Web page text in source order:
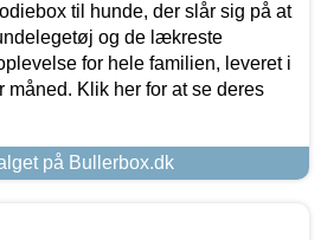
til hunde, der slår sig på at
og de lækreste
for hele familien, leveret i
måned. Klik her for at se deres
på Bullerbox.dk